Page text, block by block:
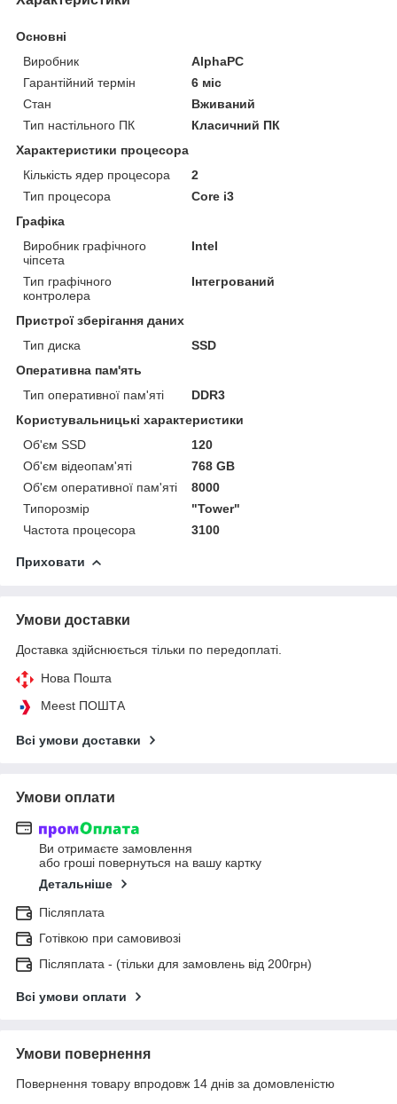
Основні
Виробник
AlphaPC
Гарантійний термін
6 міс
Стан
Вживаний
Тип настільного ПК
Класичний ПК
Характеристики процесора
Кількість ядер процесора
2
Тип процесора
Core i3
Графіка
Виробник графічного
чіпсета
Intel
Тип графічного
контролера
Інтегрований
Пристрої зберігання даних
Тип диска
SSD
Оперативна пам'ять
Тип оперативної пам'яті
DDR3
Користувальницькі характеристики
Об'єм SSD
120
Об'єм відеопам'яті
768 GB
Об'єм оперативної пам'яті
8000
Типорозмір
"Tower"
Частота процесора
3100
Приховати
Умови доставки
Доставка здійснюється тільки по передоплаті.
Нова Пошта
Meest ПОШТА
Всі умови доставки
Умови оплати
Ви отримаєте замовлення
або гроші повернуться на вашу картку
Детальніше
Післяплата
Готівкою при самовивозі
Післяплата - (тільки для замовлень від 200грн)
Всі умови оплати
Умови повернення
Повернення товару впродовж 14 днів за домовленістю